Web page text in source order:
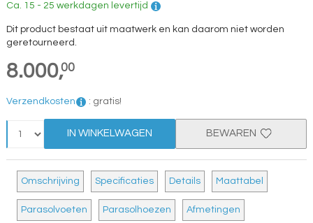
Ca. 15 - 25 werkdagen levertijd
Dit product bestaat uit maatwerk en kan daarom niet worden
geretourneerd.
8.000,00
Verzendkosten : gratis!
IN WINKELWAGEN BEWAREN
Omschrijving Specificaties Details Maattabel
Parasolvoeten Parasolhoezen Afmetingen